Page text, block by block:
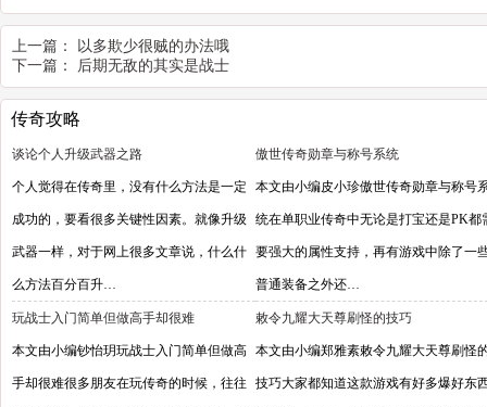
上一篇：
以多欺少很贼的办法哦
下一篇： 后期无敌的其实是战士
传奇攻略
谈论个人升级武器之路
个人觉得在传奇里，没有什么方法是一定
成功的，要看很多关键性因素。就像升级
武器一样，对于网上很多文章说，什么什
么方法百分百升…
傲世传奇勋章与称号系统
本文由小编皮小珍傲世传奇勋章与称号
统在单职业传奇中无论是打宝还是PK都
要强大的属性支持，再有游戏中除了一
普通装备之外还…
玩战士入门简单但做高手却很难
本文由小编钞怡玥玩战士入门简单但做高
手却很难很多朋友在玩传奇的时候，往往
敕令九耀大天尊刷怪的技巧
本文由小编郑雅素敕令九耀大天尊刷怪
技巧大家都知道这款游戏有好多爆好东